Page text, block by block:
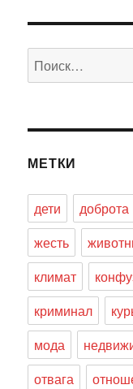
Искать:
МЕТКИ
дети доброта
жесть
климат
криминал
мода
отвага